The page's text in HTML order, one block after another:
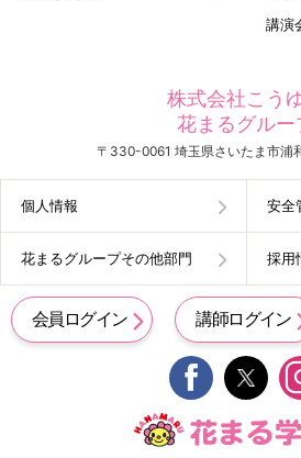
講演
株式会社こう
花まるグルー
〒330-0061 埼玉県さいたま市浦
個人情報 安全
花まるグループその他部門 採用
会員ログイン 講師ログイン
